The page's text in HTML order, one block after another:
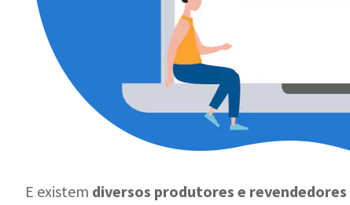
E existem diversos produtores e revendedores